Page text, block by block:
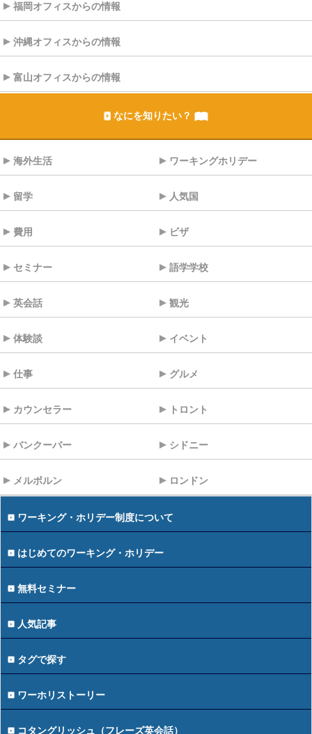
福岡オフィスからの情報
沖縄オフィスからの情報
富山オフィスからの情報
なにを知りたい？
海外生活 ワーキングホリデー
留学 人気国
費用 ビザ
セミナー 語学学校
英会話 観光
体験談 イベント
仕事 グルメ
カウンセラー トロント
バンクーバー シドニー
メルボルン ロンドン
ワーキング・ホリデー制度について
はじめてのワーキング・ホリデー
無料セミナー
人気記事
タグで探す
ワーホリストーリー
コタングリッシュ（フレーズ英会話）